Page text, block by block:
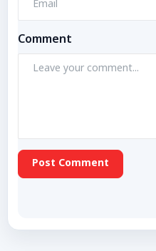
Comment
Post Comment